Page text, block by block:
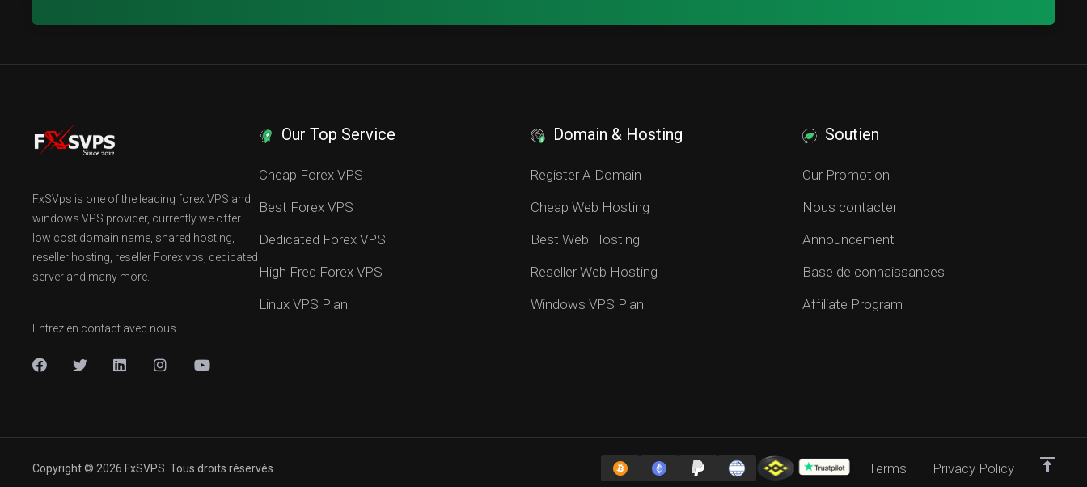
FxSVps is one of the leading forex VPS and
windows VPS provider, currently we offer
low cost domain name, shared hosting,
reseller hosting, reseller Forex vps, dedicated
server and many more.
Entrez en contact avec nous !
Our Top Service
Cheap Forex VPS
Best Forex VPS
Dedicated Forex VPS
High Freq Forex VPS
Linux VPS Plan
Domain & Hosting
Register A Domain
Cheap Web Hosting
Best Web Hosting
Reseller Web Hosting
Windows VPS Plan
Soutien
Our Promotion
Nous contacter
Announcement
Base de connaissances
Affiliate Program
Copyright © 2026 FxSVPS. Tous droits réservés. Terms Privacy Policy